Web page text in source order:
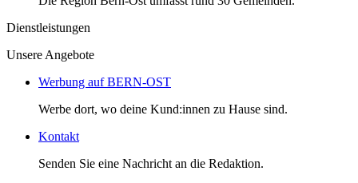
Dienstleistungen
Unsere Angebote
Werbung auf BERN-OST
Werbe dort, wo deine Kund:innen zu Hause sind.
Kontakt
Senden Sie eine Nachricht an die Redaktion.